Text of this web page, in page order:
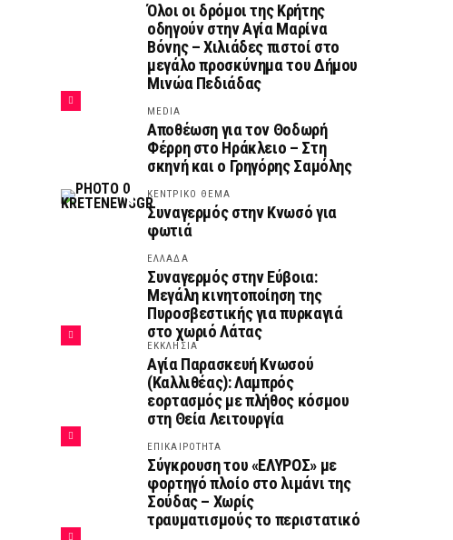
Όλοι οι δρόμοι της Κρήτης
οδηγούν στην Αγία Μαρίνα
Βόνης – Χιλιάδες πιστοί στο
μεγάλο προσκύνημα του Δήμου
Μινώα Πεδιάδας
MEDIA
Αποθέωση για τον Θοδωρή
Φέρρη στο Ηράκλειο – Στη
σκηνή και ο Γρηγόρης Σαμόλης
ΚΕΝΤΡΙΚΟ ΘΕΜΑ
Συναγερμός στην Κνωσό για
φωτιά
ΕΛΛΑΔΑ
Συναγερμός στην Εύβοια:
Μεγάλη κινητοποίηση της
Πυροσβεστικής για πυρκαγιά
στο χωριό Λάτας
ΕΚΚΛΗΣΙΑ
Αγία Παρασκευή Κνωσού
(Καλλιθέας): Λαμπρός
εορτασμός με πλήθος κόσμου
στη Θεία Λειτουργία
ΕΠΙΚΑΙΡΟΤΗΤΑ
Σύγκρουση του «ΕΛΥΡΟΣ» με
φορτηγό πλοίο στο λιμάνι της
Σούδας – Χωρίς
τραυματισμούς το περιστατικό